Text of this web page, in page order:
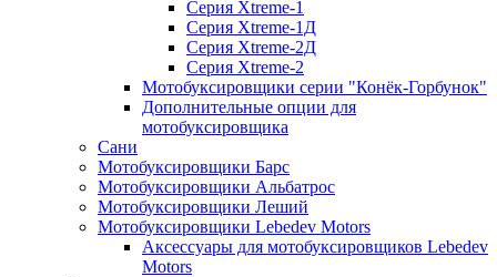
Серия Xtreme-1
Серия Xtreme-1Д
Серия Xtreme-2Д
Серия Xtreme-2
Мотобуксировщики серии "Конёк-Горбунок"
Дополнительные опции для
мотобуксировщика
Сани
Мотобуксировщики Барс
Мотобуксировщики Альбатрос
Мотобуксировщики Леший
Мотобуксировщики Lebedev Motors
Аксессуары для мотобуксировщиков Lebedev
Motors